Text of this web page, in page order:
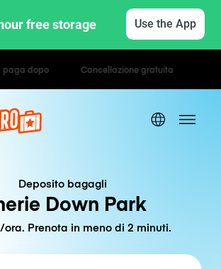
free storage Use the App
Tariffe orarie / giornaliere
Deposito bagagli
Down Park
ora. Prenota in meno di 2 minuti.